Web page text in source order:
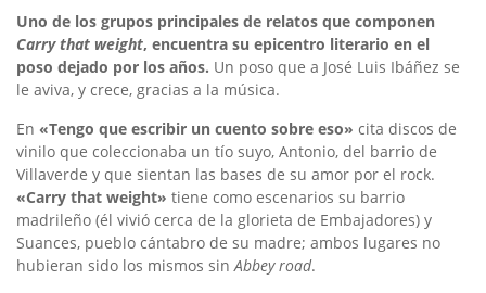
Uno de los grupos principales de relatos que componen
Carry that weight, encuentra su epicentro literario en el
poso dejado por los años. Un poso que a José Luis Ibáñez se
le aviva, y crece, gracias a la música.
En «Tengo que escribir un cuento sobre eso» cita discos de
vinilo que coleccionaba un tío suyo, Antonio, del barrio de
Villaverde y que sientan las bases de su amor por el rock.
«Carry that weight» tiene como escenarios su barrio
madrileño (él vivió cerca de la glorieta de Embajadores) y
Suances, pueblo cántabro de su madre; ambos lugares no
hubieran sido los mismos sinAbbey road.